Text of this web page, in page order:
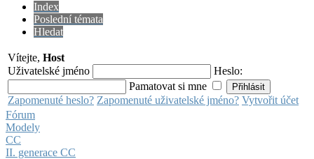
Index
Poslední témata
Hledat
Vítejte, Host
Uživatelské jméno
Heslo:
Pamatovat si mne
Zapomenuté heslo? Zapomenuté uživatelské jméno? Vytvořit účet
Fórum
Modely
CC
II. generace CC